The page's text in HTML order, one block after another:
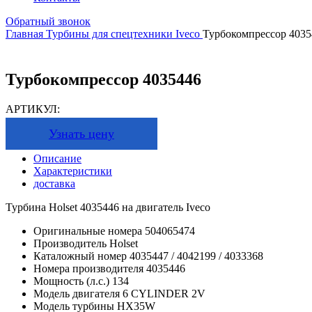
Обратный звонок
Главная Турбины для спецтехники Iveco Турбокомпрессор
Турбокомпрессор 4035446
АРТИКУЛ:
Узнать цену
Описание
Характеристики
доставка
Турбина Holset 4035446 на двигатель Iveco
Оригинальные номера 504065474
Производитель Holset
Каталожный номер 4035447 / 4042199 / 4033368
Номера производителя 4035446
Мощность (л.с.) 134
Модель двигателя 6 CYLINDER 2V
Модель турбины HX35W